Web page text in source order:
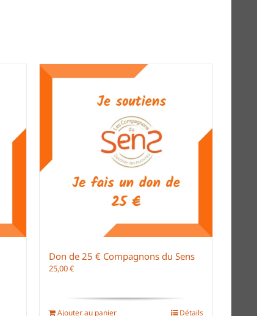
Don de 25 € Compagnons du Sens
25,00€
Ajouter au panier Détails